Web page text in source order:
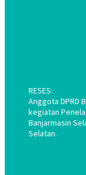
RESES:
Anggota DPRD
kegiatan
Banjarmasin
Selatan.